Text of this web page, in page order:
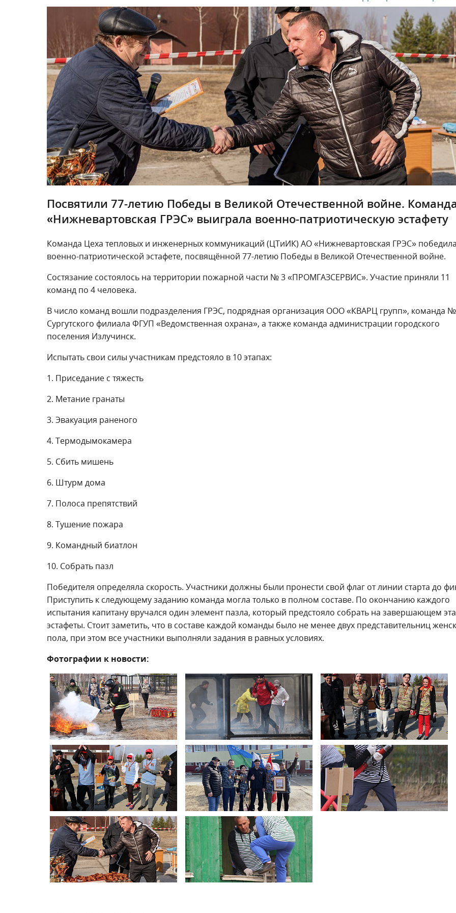
Посвятили 77-летию Победы в Великой Отечественной войне.
«Нижневартовская ГРЭС» выиграла военно-патриотическую эстафету
Команда Цеха тепловых и инженерных коммуникаций (ЦТиИК) АО «Нижневартовская ГРЭС»
военно-патриотической эстафете, посвящённой 77-летию Победы в Великой Отечественной войне.
Состязание состоялось на территории пожарной части № 3 «ПРОМГАЗСЕРВИС». Участие приняли 11
команд по 4 человека.
В число команд вошли подразделения ГРЭС, подрядная организация ООО «КВАРЦ групп», команда
Сургутского филиала ФГУП «Ведомственная охрана», а также команда администрации городского
поселения Излучинск.
Испытать свои силы участникам предстояло в 10 этапах:
1. Приседание с тяжесть
2. Метание гранаты
3. Эвакуация раненого
4. Термодымокамера
5. Сбить мишень
6. Штурм дома
7. Полоса препятствий
8. Тушение пожара
9. Командный биатлон
10. Собрать пазл
Победителя определяла скорость. Участники должны были пронести свой флаг от линии старта до
Приступить к следующему заданию команда могла только в полном составе. По окончанию каждого
испытания капитану вручался один элемент пазла, который предстояло собрать на завершающем
эстафеты. Стоит заметить, что в составе каждой команды было не менее двух представительниц
пола, при этом все участники выполняли задания в равных условиях.
Фотографии к новости: